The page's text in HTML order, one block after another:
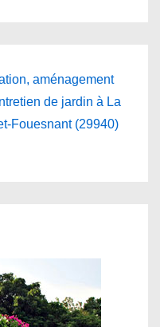
aménagement
de jardin à La
Fouesnant (29940)